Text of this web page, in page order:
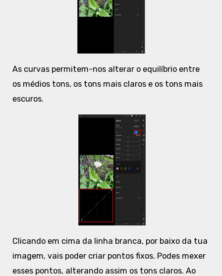
As curvas permitem-nos alterar o equilíbrio entre
os médios tons, os tons mais claros e os tons mais
escuros.
Clicando em cima da linha branca, por baixo da tua
imagem, vais poder criar pontos fixos. Podes mexer
esses pontos, alterando assim os tons claros. Ao